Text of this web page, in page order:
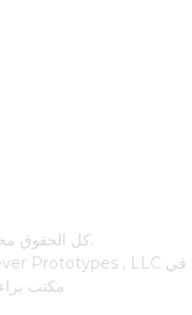
© 2026 - Clever Prototypes, LLC - كل الحقوق محفوظة.
Prototypes , LLC
مكتب